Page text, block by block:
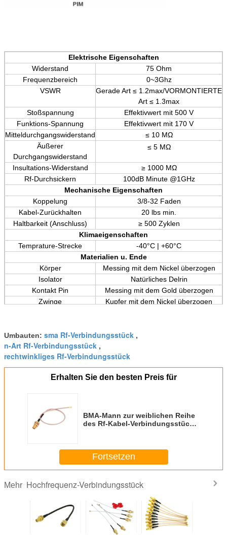
Elektrische Eigenschaften
Widerstand
75 Ohm
Frequenzbereich
0~3Ghz
VSWR
Gerade Art ≤ 1.2max/VORMONTIERTE
Art ≤ 1.3max
Stoßspannung
Effektivwert mit 500 V
Funktions-Spannung
Effektivwert mit 170 V
Mitteldurchgangswiderstand
≤ 10 MΩ
Äußerer
Durchgangswiderstand
≤ 5 MΩ
Insultations-Widerstand
≥ 1000 MΩ
Rf-Durchsickern
100dB Minute @1GHz
Mechanische Eigenschaften
Koppelung
3/8-32 Faden
Kabel-Zurückhalten
20 lbs min.
Haltbarkeit (Anschluss)
≥ 500 Zyklen
Klimaeigenschaften
Temprature-Strecke
-40°C | +60°C
Materialien u. Ende
Körper
Messing mit dem Nickel überzogen
Isolator
Natürliches Delrin
Kontakt Pin
Messing mit dem Gold überzogen
Zwinge
Kupfer mit dem Nickel überzogen
Umbauten: sma Rf-Verbindungsstück ,
n-Art Rf-Verbindungsstück ,
rechtwinkliges Rf-Verbindungsstück
Erhalten Sie den besten Preis für
BMA-Mann zur weiblichen Reihe
des Rf-Kabel-Verbindungsstück-
Fortsetzen
Mehr Hochfrequenz-Verbindungsstück